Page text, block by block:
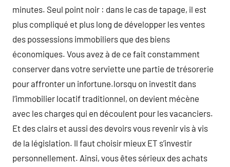
minutes. Seul point noir : dans le cas de tapage, il est
plus compliqué et plus long de développer les ventes
des possessions immobiliers que des biens
économiques. Vous avez à de ce fait constamment
conserver dans votre serviette une partie de trésorerie
pour affronter un infortune.lorsqu on investit dans
l’immobilier locatif traditionnel, on devient mécène
avec les charges qui en découlent pour les vacanciers.
Et des clairs et aussi des devoirs vous revenir vis à vis
de la législation. Il faut choisir mieux ET s’investir
personnellement. Ainsi, vous êtes sérieux des achats